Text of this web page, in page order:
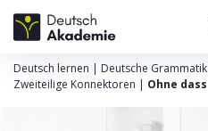
Deutsch lernen | Deutsche Grammatik
Zweiteilige Konnektoren | Ohne dass